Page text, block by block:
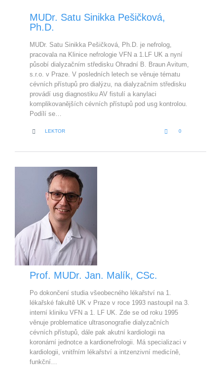
MUDr. Satu Sinikka Pešičková,
Ph.D.
MUDr. Satu Sinikka Pešičková, Ph.D. je nefrolog,
pracovala na Klinice nefrologie VFN a 1.LF UK a nyní
působí dialyzačním středisku Ohradní B. Braun Avitum,
s.r.o. v Praze. V posledních letech se věnuje tématu
cévních přístupů pro dialýzu, na dialyzačním středisku
provádí usg diagnostiku AV fistulí a kanylaci
komplikovanějších cévních přístupů pod usg kontrolou.
Podílí se…
 CATEGORY
LEKTOR 
LOVE
IT
0
Prof. MUDr. Jan. Malík, CSc.
Po dokončení studia všeobecného lékařství na 1.
lékařské fakultě UK v Praze v roce 1993 nastoupil na 3.
interní kliniku VFN a 1. LF UK. Zde se od roku 1995
věnuje problematice ultrasonografie dialyzačních
cévních přístupů, dále pak akutní kardiologii na
koronární jednotce a kardionefrologii. Má specializaci v
kardiologii, vnitřním lékařství a intzenzivní medicíně,
funkční…